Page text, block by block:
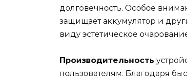
долговечность. Особое
защищает аккумулятор и
виду эстетическое
Производительность
пользователям. Благодаря